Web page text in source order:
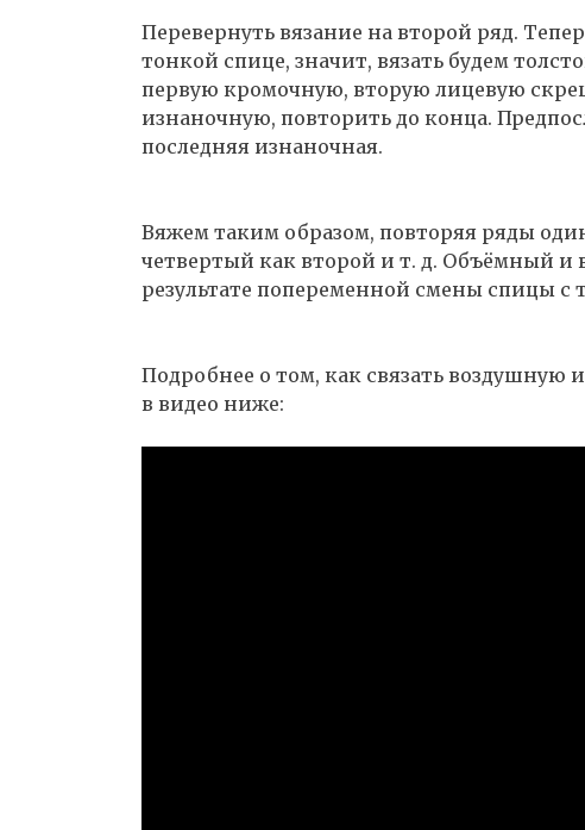
Перевернуть вязание на второй ряд.
тонкой спице, значит, вязать будем
первую кромочную, вторую лицевую
изнаночную, повторить до конца.
последняя изнаночная.
Вяжем таким образом, повторяя ряды
четвертый как второй и т. д. Объёмный и
результате попеременной смены спицы с
Подробнее о том, как связать воздушную
в видео ниже: